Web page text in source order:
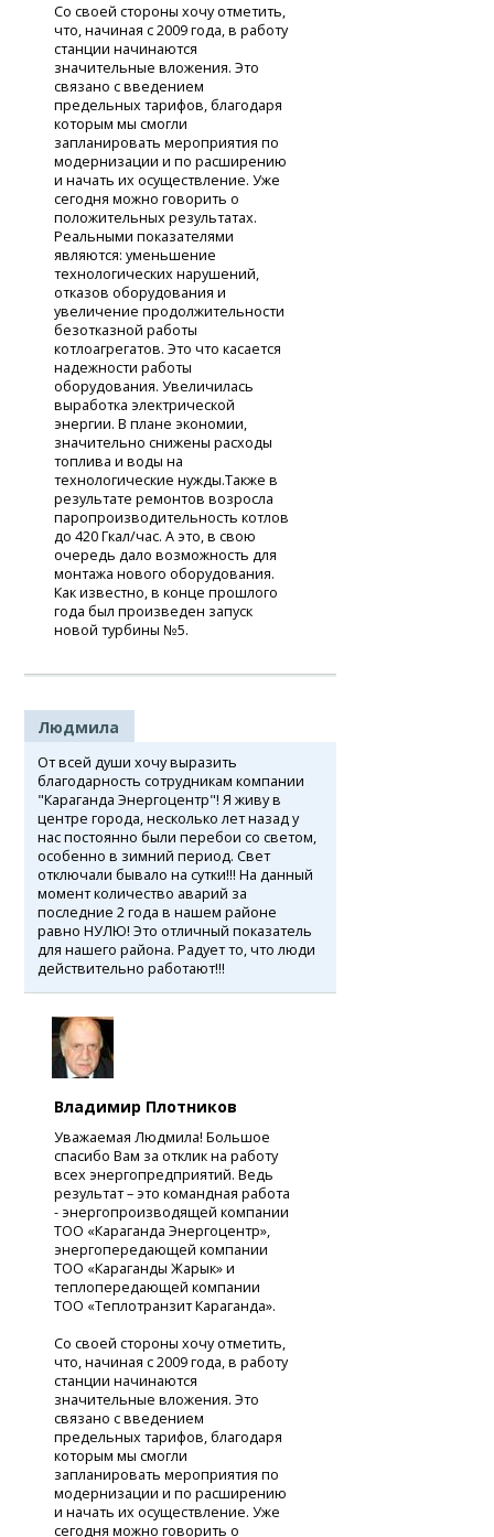
Со своей стороны хочу отметить,
что, начиная с 2009 года, в работу
станции начинаются
значительные вложения. Это
связано с введением
предельных тарифов, благодаря
которым мы смогли
запланировать мероприятия по
модернизации и по расширению
и начать их осуществление. Уже
сегодня можно говорить о
положительных результатах.
Реальными показателями
являются: уменьшение
технологических нарушений,
отказов оборудования и
увеличение продолжительности
безотказной работы
котлоагрегатов. Это что касается
надежности работы
оборудования. Увеличилась
выработка электрической
энергии. В плане экономии,
значительно снижены расходы
топлива и воды на
технологические нужды.Также в
результате ремонтов возросла
паропроизводительность котлов
до 420 Гкал/час. А это, в свою
очередь дало возможность для
монтажа нового оборудования.
Как известно, в конце прошлого
года был произведен запуск
новой турбины №5.
Людмила
От всей души хочу выразить
благодарность сотрудникам компании
"Караганда Энергоцентр"! Я живу в
центре города, несколько лет назад у
нас постоянно были перебои со светом,
особенно в зимний период. Свет
отключали бывало на сутки!!! На данный
момент количество аварий за
последние 2 года в нашем районе
равно НУЛЮ! Это отличный показатель
для нашего района. Радует то, что люди
действительно работают!!!
Владимир Плотников
Уважаемая Людмила! Большое
спасибо Вам за отклик на работу
всех энергопредприятий. Ведь
результат – это командная работа
- энергопроизводящей компании
ТОО «Караганда Энергоцентр»,
энергопередающей компании
ТОО «Караганды Жарык» и
теплопередающей компании
ТОО «Теплотранзит Караганда».
Со своей стороны хочу отметить,
что, начиная с 2009 года, в работу
станции начинаются
значительные вложения. Это
связано с введением
предельных тарифов, благодаря
которым мы смогли
запланировать мероприятия по
модернизации и по расширению
и начать их осуществление. Уже
сегодня можно говорить о